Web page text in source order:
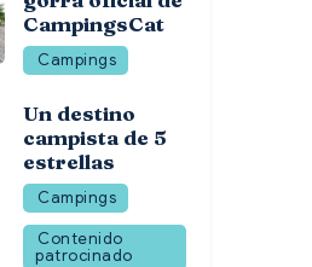
CampingsCat
Campings
Un destino
campista de 5
estrellas
Campings
Contenido
patrocinado